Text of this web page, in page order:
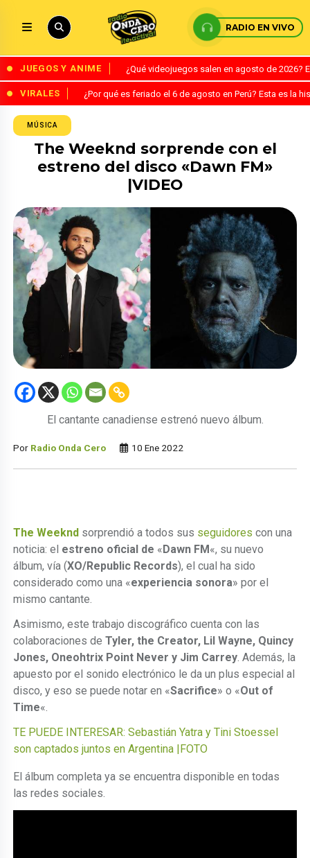
RADIO EN VIVO
JUEGOS Y ANIME ¿Qué videojuegos salen en agosto de
VIRALES ¿Por qué es feriado el 6 de agosto en Perú? Esta es la
MÚSICA
The Weeknd sorprende con el
estreno del disco «Dawn FM»
|VIDEO
El cantante canadiense estrenó nuevo álbum.
Por Radio Onda Cero 10 Ene 2022
The Weeknd sorprendió a todos sus seguidores con una
noticia: el estreno oficial de «Dawn FM«, su nuevo
álbum, vía (XO/Republic Records), el cual ha sido
considerado como una «experiencia sonora» por el
mismo cantante.
Asimismo, este trabajo discográfico cuenta con las
colaboraciones deTyler, the Creator, Lil Wayne, Quincy
Jones, Oneohtrix Point Never y Jim Carrey . Además, la
apuesto por el sonido electrónico le da un plus especial al
disco, y eso se puede notar en «Sacrifice» o «Out of
Time«.
TE PUEDE INTERESAR: Sebastián Yatra y Tini Stoessel
son captados juntos en Argentina |FOTO
El álbum completa ya se encuentra disponible en todas
las redes sociales.